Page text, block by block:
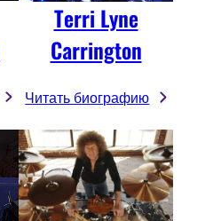
Terri Lyne
Carrington
Читать биографию